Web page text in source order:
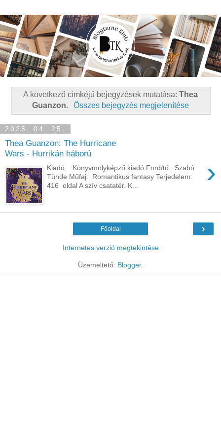
A következő címkéjű bejegyzések mutatása: Thea
Guanzon. Összes bejegyzés megjelenítése
2025. 04. 25.
Thea Guanzon: The Hurricane
Wars - Hurrikán háború
›
Kiadó: Könyvmolyképző kiadó Fordító: Szabó
Tünde Műfaj: Romantikus fantasy Terjedelem:
416 oldal A szív csatatér. K...
›
Főoldal
Internetes verzió megtekintése
Üzemeltető: Blogger.